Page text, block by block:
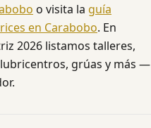
o visita la guía
en Carabobo. En
2026 listamos talleres,
grúas y más —